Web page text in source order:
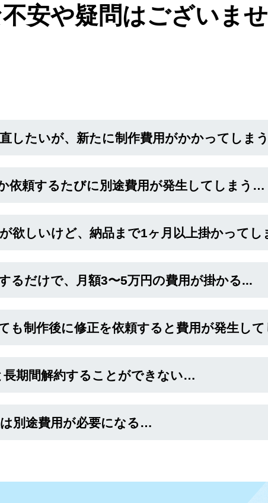
安や疑問はございま
したいが、新たに制作費用がかかってしま
依頼するたびに別途費用が発生してしまう…
欲しいけど、納品まで1ヶ月以上掛かって
るだけで、月額3〜5万円の費用が掛かる...
も制作後に修正を依頼すると費用が発生し
長期間解約することができない…
別途費用が必要になる…